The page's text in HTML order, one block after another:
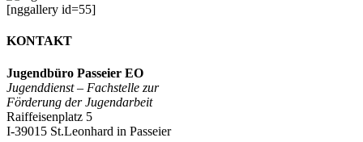
[nggallery id=55]
KONTAKT
Jugendbüro Passeier EO
Jugenddienst – Fachstelle zur
Förderung der Jugendarbeit
Raiffeisenplatz 5
I-39015 St.Leonhard in Passeier